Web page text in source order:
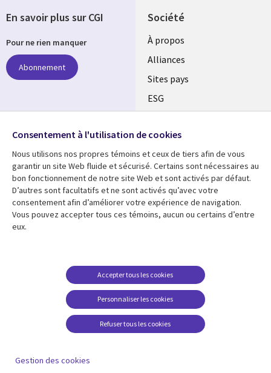
Société
À propos
Alliances
Sites pays
ESG
Fusions
Salle de presse
Ressources
Articles
Études de cas
Baladodiffusions
Support
Restrictions et
conditions juridiques
Carrières FAQ
Centre de gestion des
En savoir plus sur CGI
Pour ne rien manquer
Abonnement
Suivez-nous
Social
Media
Global
FR
Consentement à l'utilisation de cookies
Nous utilisons nos propres témoins et ceux de tiers afin de vous
garantir un site Web fluide et sécurisé. Certains sont nécessaires au
bon fonctionnement de notre site Web et sont activés par défaut.
D’autres sont facultatifs et ne sont activés qu’avec votre
consentement afin d’améliorer votre expérience de navigation.
Vous pouvez accepter tous ces témoins, aucun ou certains d’entre
eux.
Personnaliser les cookies
Accepter tous les cookies
Refuser tous les cookies
Gestion des cookies